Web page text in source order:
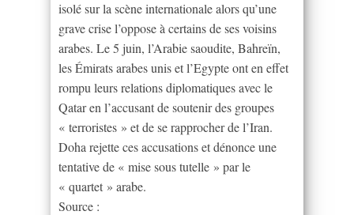
isolé sur la scène internationale alors qu’une
grave crise l’oppose à certains de ses voisins
arabes. Le 5 juin, l’Arabie saoudite, Bahreïn,
les Émirats arabes unis et l’Egypte ont en effet
rompu leurs relations diplomatiques avec le
Qatar en l’accusant de soutenir des groupes
« terroristes » et de se rapprocher de l’Iran.
Doha rejette ces accusations et dénonce une
tentative de « mise sous tutelle » par le
« quartet » arabe.
Source :